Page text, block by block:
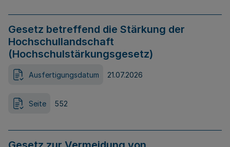
Gesetz betreffend die Stärkung der
Hochschullandschaft
(Hochschulstärkungsgesetz)
Ausfertigungsdatum 21.07.2026
Seite 552